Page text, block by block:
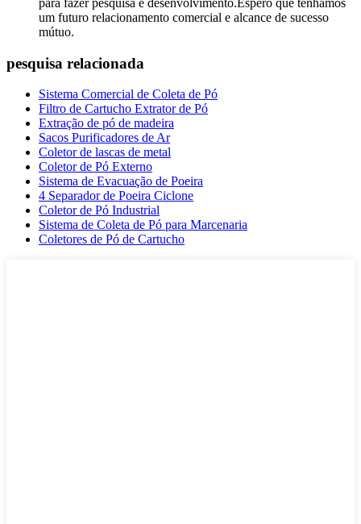
um futuro relacionamento comercial e alcance de sucesso
mútuo.
pesquisa relacionada
Sistema Comercial de Coleta de Pó
Filtro de Cartucho Extrator de Pó
Extração de pó de madeira
Sacos Purificadores de Ar
Coletor de lascas de metal
Coletor de Pó Externo
Sistema de Evacuação de Poeira
4 Separador de Poeira Ciclone
Coletor de Pó Industrial
Sistema de Coleta de Pó para Marcenaria
Coletores de Pó de Cartucho